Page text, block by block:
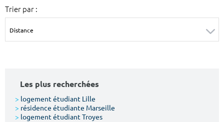
Type de location
Trier par :
Les plus recherchées
> logement étudiant Lille
> résidence étudiante Marseille
> logement étudiant Troyes